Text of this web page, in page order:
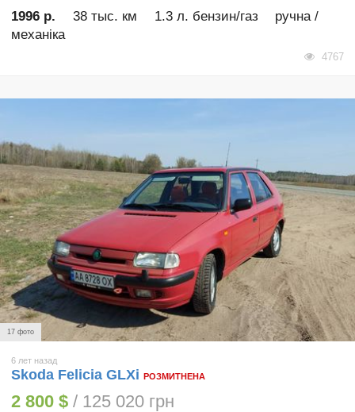
1996 р. 38 тыс. км 1.3 л. бензин/газ
ручна /
механіка
4767
17 фото
6 лет назад
Skoda Felicia GLXi РОЗМИТНЕНА
2 800 $ / 125 020 грн